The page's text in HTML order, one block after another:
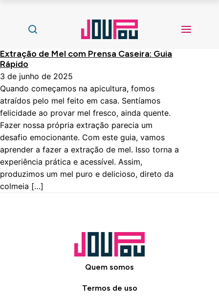
Extração de Mel com Prensa Caseira: Guia
Rápido
3 de junho de 2025
Quando começamos na apicultura, fomos
atraídos pelo mel feito em casa. Sentíamos
felicidade ao provar mel fresco, ainda quente.
Fazer nossa própria extração parecia um
desafio emocionante. Com este guia, vamos
aprender a fazer a extração de mel. Isso torna a
experiência prática e acessível. Assim,
produzimos um mel puro e delicioso, direto da
colmeia […]
Quem somos
Termos de uso